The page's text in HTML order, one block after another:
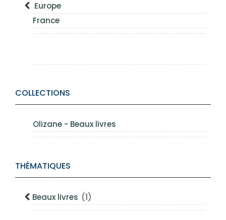
Europe
France
COLLECTIONS
Olizane - Beaux livres
THÉMATIQUES
Beaux livres (1)